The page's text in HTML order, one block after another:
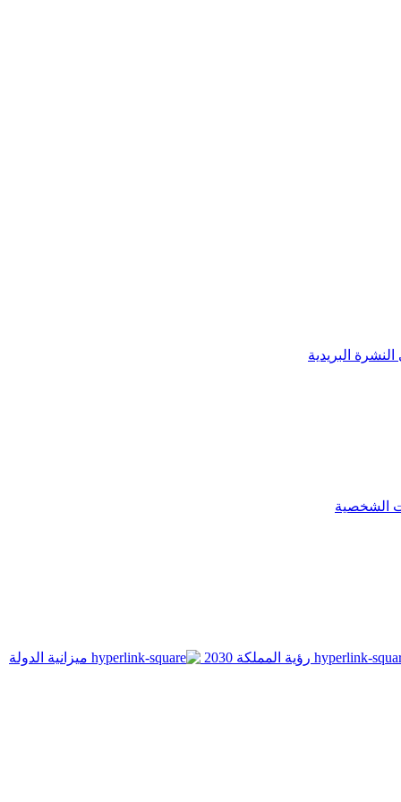
البريدية
الشخصية
رؤية المملكة 2030 ميزانية الدولة